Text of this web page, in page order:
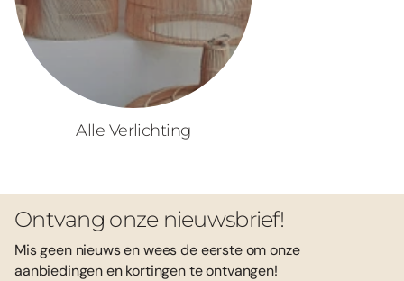
Alle Verlichting
Ontvang onze nieuwsbrief!
Mis geen nieuws en wees de eerste om onze
aanbiedingen en kortingen te ontvangen!